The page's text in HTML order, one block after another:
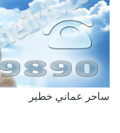
ساحر عماني خطير